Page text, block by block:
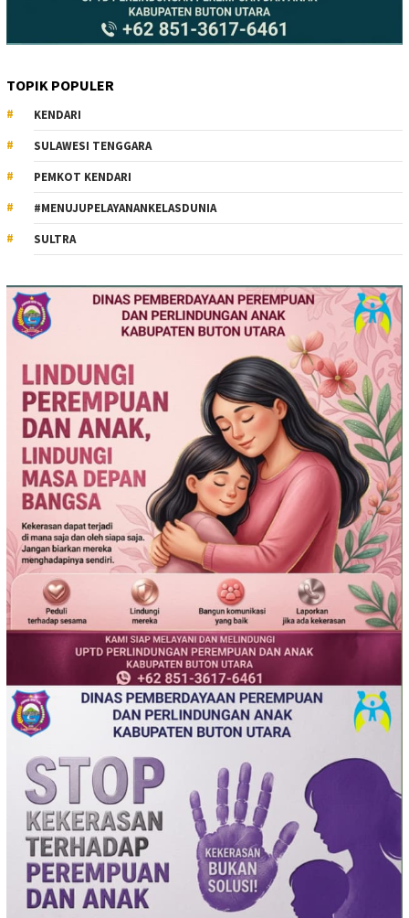
TOPIK POPULER
KENDARI
SULAWESI TENGGARA
PEMKOT KENDARI
#MENUJUPELAYANANKELASDUNIA
SULTRA